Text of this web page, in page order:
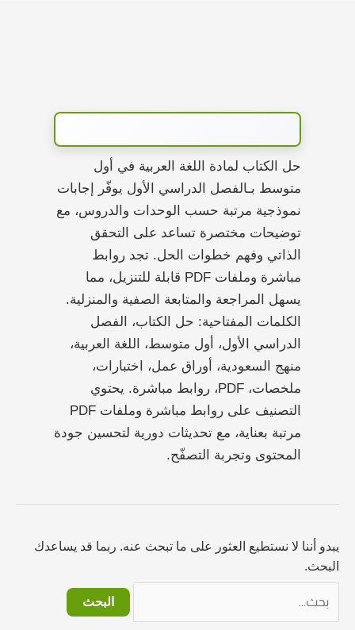
حل الكتاب لمادة اللغة العربية في أول
متوسط بـالفصل الدراسي الأول يوفّر إجابات
نموذجية مرتبة حسب الوحدات والدروس، مع
توضيحات مختصرة تساعد على التحقق
الذاتي وفهم خطوات الحل. تجد روابط
مباشرة وملفات PDF قابلة للتنزيل، مما
يسهل المراجعة والمتابعة الصفية والمنزلية.
الكلمات المفتاحية: حل الكتاب، الفصل
الدراسي الأول، أول متوسط، اللغة العربية،
منهج السعودية، أوراق عمل، اختبارات،
ملخصات، PDF، روابط مباشرة. يحتوي
التصنيف على روابط مباشرة وملفات PDF
مرتبة بعناية، مع تحديثات دورية لتحسين جودة
المحتوى وتجربة التصفّح.
يبدو أننا لا نستطيع العثور على ما تبحث عنه. ربما قد يساعدك
البحث.
عن: